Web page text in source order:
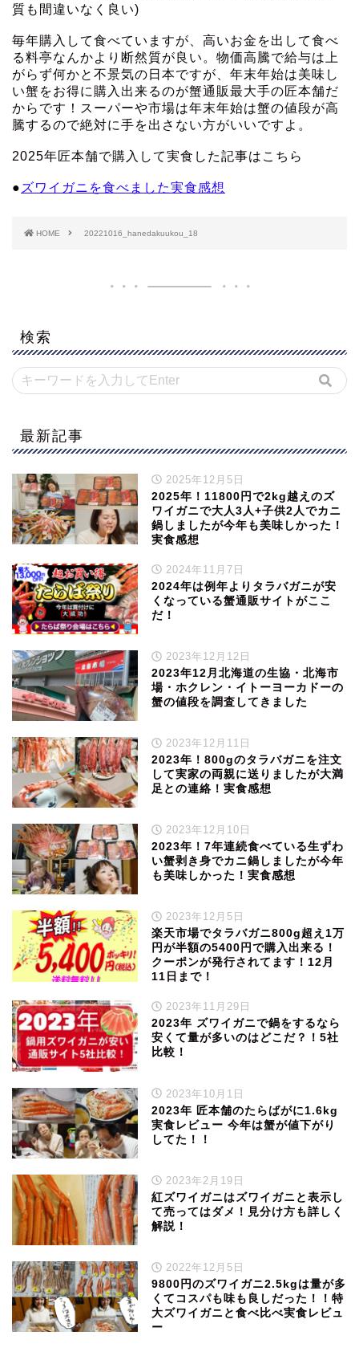
質も間違いなく良い)
毎年購入して食べていますが、高いお金を出して食べ
る料亭なんかより断然質が良い。物価高騰で給与は上
がらず何かと不景気の日本ですが、年末年始は美味し
い蟹をお得に購入出来るのが蟹通販最大手の匠本舗だ
からです！スーパーや市場は年末年始は蟹の値段が高
騰するので絶対に手を出さない方がいいですよ。
2025年匠本舗で購入して実食した記事はこちら
● ズワイガニを食べました実食感想
HOME 20221016_hanedakuukou_18
検索
最新記事
2025年12月5日
2025年！11800円で2kg越えのズ
ワイガニで大人3人+子供2人でカニ
鍋しましたが今年も美味しかった！
実食感想
2024年11月7日
2024年は例年よりタラバガニが安
くなっている蟹通販サイトがここ
だ！
2023年12月12日
2023年12月北海道の生協・北海市
場・ホクレン・イトーヨーカドーの
蟹の値段を調査してきました
2023年12月11日
2023年！800gのタラバガニを注文
して実家の両親に送りましたが大満
足との連絡！実食感想
2023年12月10日
2023年！7年連続食べている生ずわ
い蟹剥き身でカニ鍋しましたが今年
も美味しかった！実食感想
2023年12月5日
楽天市場でタラバガニ800g超え1万
円が半額の5400円で購入出来る！
クーポンが発行されてます！12月
11日まで！
2023年11月29日
2023年 ズワイガニで鍋をするなら
安くて量が多いのはどこだ？！5社
比較！
2023年10月1日
2023年 匠本舗のたらばがに1.6kg
実食レビュー 今年は蟹が値下がり
してた！！
2023年2月19日
紅ズワイガニはズワイガニと表示し
て売ってはダメ！見分け方も詳しく
解説！
2022年12月5日
9800円のズワイガニ2.5kgは量が多
くてコスパも味も良しだった！！特
大ズワイガニと食べ比べ実食レビュ
ー